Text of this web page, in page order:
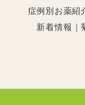
症例別お薬紹
新着情報